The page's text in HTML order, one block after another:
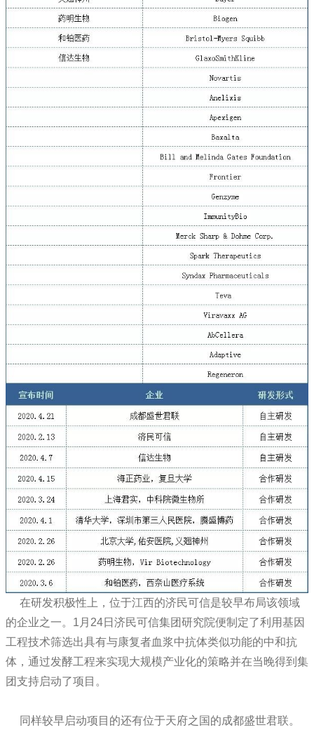
在研发积极性上，位于江西的济民可信是较早布局该领域
的企业之一。1月24日济民可信集团研究院便制定了利用基因
工程技术筛选出具有与康复者血浆中抗体类似功能的中和抗
体，通过发酵工程来实现大规模产业化的策略并在当晚得到集
团支持启动了项目。
同样较早启动项目的还有位于天府之国的成都盛世君联。